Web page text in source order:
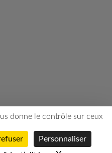
donne le contrôle sur ceux
Personnaliser